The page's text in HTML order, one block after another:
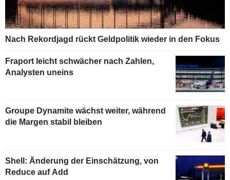
Nach Rekordjagd rückt Geldpolitik wieder in den Fokus
Fraport leicht schwächer nach Zahlen,
Analysten uneins
Groupe Dynamite wächst weiter, während
die Margen stabil bleiben
Shell: Änderung der Einschätzung, von
Reduce auf Add